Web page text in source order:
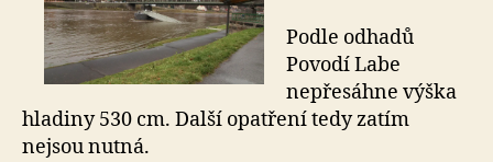
Podle odhadů
Povodí Labe
nepřesáhne výška
hladiny 530 cm. Další opatření tedy zatím
nejsou nutná.